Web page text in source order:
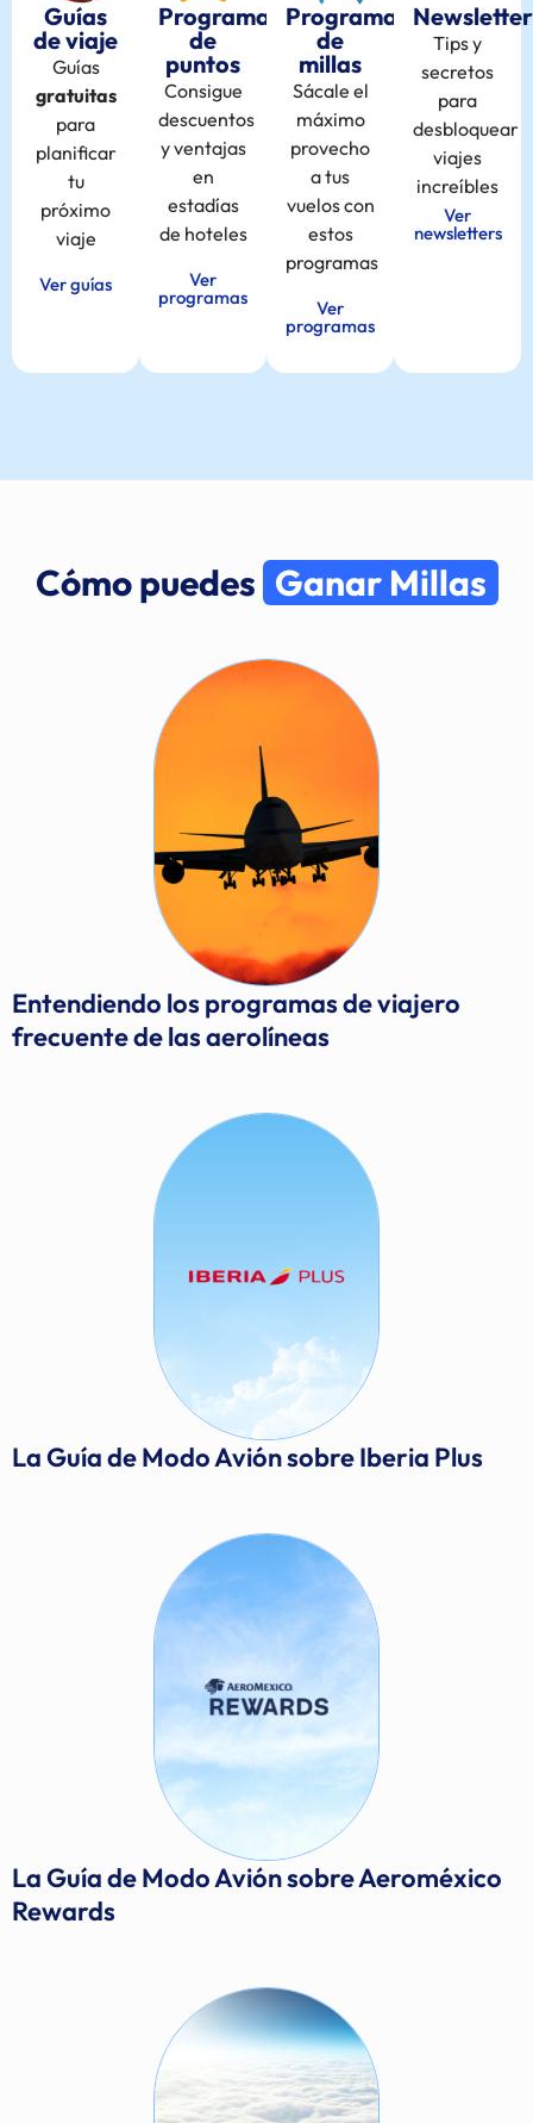
Guías
de viaje
Guías
gratuitas
para
planificar
tu
próximo
viaje
Ver guías
Programas
de
puntos
Consigue
descuentos
y ventajas
en
estadías
de hoteles
Ver
programas
Programas
de
millas
Sácale el
máximo
provecho
a tus
vuelos con
estos
programas
Ver
programas
Newsletter
Tips y
secretos
para
desbloquear
viajes
increíbles
Ver
newsletters
Cómo puedes Ganar Millas
Entendiendo los programas de viajero
frecuente de las aerolíneas
La Guía de Modo Avión sobre Iberia Plus
La Guía de Modo Avión sobre Aeroméxico
Rewards